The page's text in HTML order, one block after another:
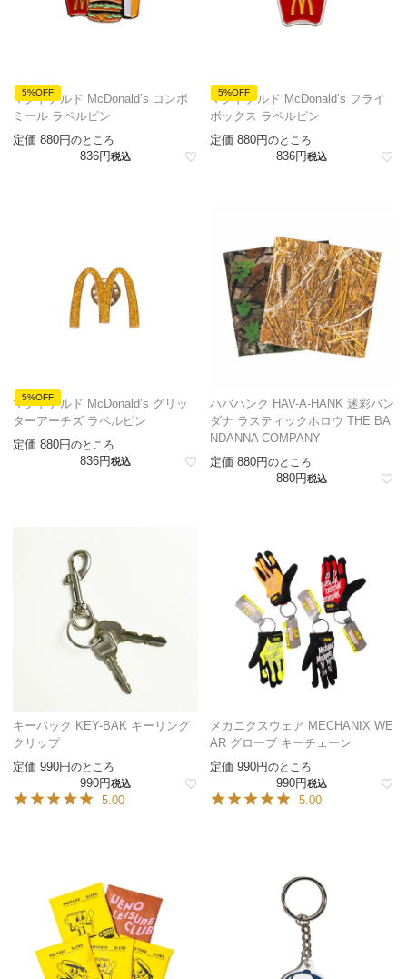
5%OFF
マクドナルド McDonald’s コンボ
ミール ラペルピン
定価 880 のところ
836 税込
5%OFF
マクドナルド McDonald’s フライ
ボックス ラペルピン
定価 880 のところ
836 税込
5%OFF
マクドナルド McDonald’s グリッ
ターアーチズ ラペルピン
定価 880 のところ
836 税込
ハバハンク HAV-A-HANK 迷彩バン
ダナ ラスティックホロウ THE BA
NDANNA COMPANY
定価 880 のところ
880 税込
キーバック KEY-BAK キーリング
クリップ
定価 990 のところ
990 税込
5.00
メカニクスウェア MECHANIX WE
AR グローブ キーチェーン
定価 990 のところ
990 税込
5.00